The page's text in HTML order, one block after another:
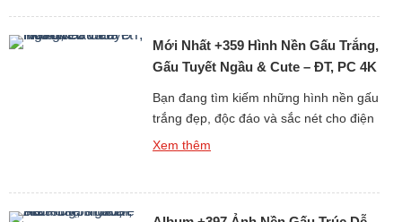
hoạt hình huyền thoại Brown […]
Mới Nhất +359 Hình Nền Gấu Trắng,
Gấu Tuyết Ngầu & Cute – ĐT, PC 4K
Bạn đang tìm kiếm những hình nền gấu
trắng đẹp, độc đáo và sắc nét cho điện
thoại hoặc máy tính? Bộ sưu tập mới
Xem thêm